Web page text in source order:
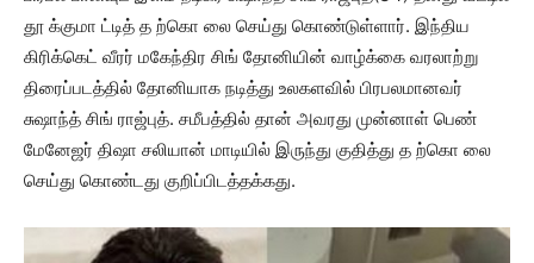
தூ க்குமா ட்டித் த ற்கொ லை செய்து கொண்டுள்ளார். இந்திய
கிரிக்கெட் வீரர் மகேந்திர சிங் தோனியின் வாழ்க்கை வரலாற்று
திரைப்படத்தில் தோனியாக நடித்து உலகளவில் பிரபலமானவர்
சுஷாந்த் சிங் ராஜ்புத். சமீபத்தில் தான் அவரது முன்னாள் பெண்
மேனேஜர் திஷா சலியான் மாடியில் இருந்து குதித்து த ற்கொ லை
செய்து கொண்டது குறிப்பிடத்தக்கது.